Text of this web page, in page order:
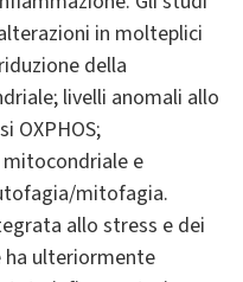
in molteplici
della
livelli anomali allo
OXPHOS;
e
mitofagia.
allo stress e dei
ulteriormente